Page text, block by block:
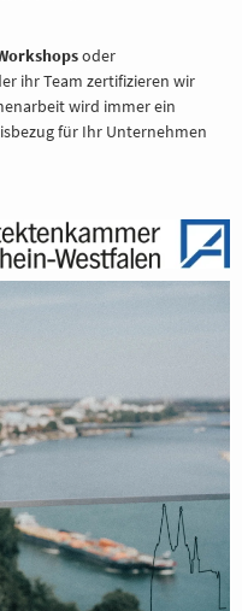
oder
ihr Team zertifizieren wir
wird immer ein
für Ihr Unternehmen